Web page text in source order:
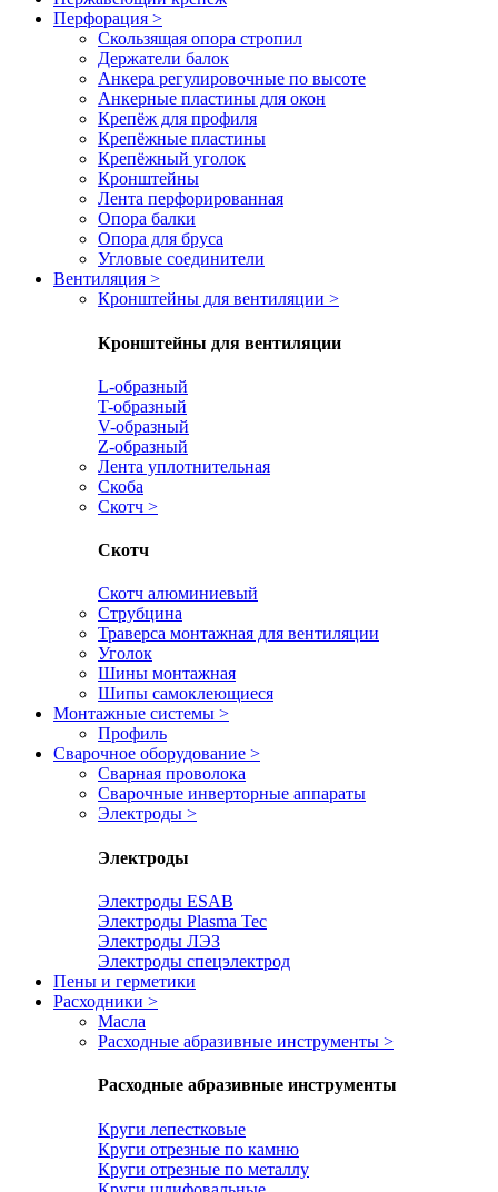
Перфорация >
Скользящая опора стропил
Держатели балок
Анкера регулировочные по высоте
Анкерные пластины для окон
Крепёж для профиля
Крепёжные пластины
Крепёжный уголок
Кронштейны
Лента перфорированная
Опора балки
Опора для бруса
Угловые соединители
Вентиляция >
Кронштейны для вентиляции >
Кронштейны для вентиляции
L-образный
T-образный
V-образный
Z-образный
Лента уплотнительная
Скоба
Скотч >
Скотч
Скотч алюминиевый
Струбцина
Траверса монтажная для вентиляции
Уголок
Шины монтажная
Шипы самоклеющиеся
Монтажные системы >
Профиль
Сварочное оборудование >
Сварная проволока
Сварочные инверторные аппараты
Электроды >
Электроды
Электроды ESAB
Электроды Plasma Tec
Электроды ЛЭЗ
Электроды спецэлектрод
Пены и герметики
Расходники >
Масла
Расходные абразивные инструменты >
Расходные абразивные инструменты
Круги лепестковые
Круги отрезные по камню
Круги отрезные по металлу